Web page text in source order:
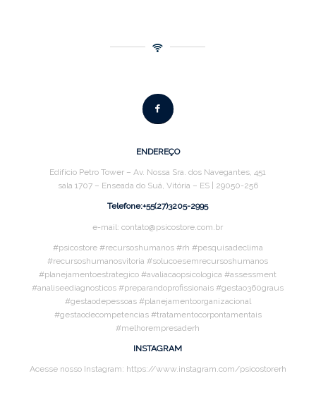
ENDEREÇO
Edifício Petro Tower – Av. Nossa Sra. dos Navegantes, 451
sala 1707 – Enseada do Suá, Vitória – ES | 29050-256
Telefone:+55(27)3205-2995
e-mail: contato@psicostore.com.br
#psicostore #recursoshumanos #rh #pesquisadeclima
#recursoshumanosvitoria #solucoesemrecursoshumanos
#planejamentoestrategico #avaliacaopsicologica #assessment
#analiseediagnosticos #preparandoprofissionais #gestao360graus
#gestaodepessoas #planejamentoorganizacional
#gestaodecompetencias #tratamentocorpontamentais
#melhorempresaderh
INSTAGRAM
Acesse nosso Instagram: https://www.instagram.com/psicostorerh